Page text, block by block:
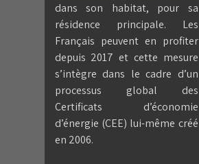
dans son habitat, pour sa
résidence principale. Les
Français peuvent en profiter
depuis 2017 et cette mesure
s’intègre dans le cadre d’un
processus global des
Certificats d’économie
d’énergie (CEE) lui-même créé
en 2006.